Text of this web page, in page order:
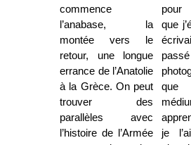
commence
l’anabase, la
montée vers le
retour, une longue
errance de l’Anatolie
à la Grèce. On peut
trouver des
parallèles avec
l’histoire de l’Armée
pour
que
que
je